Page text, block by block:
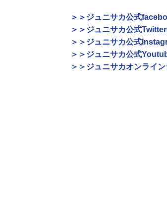
＞＞ジュニサカ公式
＞＞ジュニサカ公式
＞＞ジュニサカ公式
＞＞ジュニサカ公式
＞＞ジュニサカオンライ